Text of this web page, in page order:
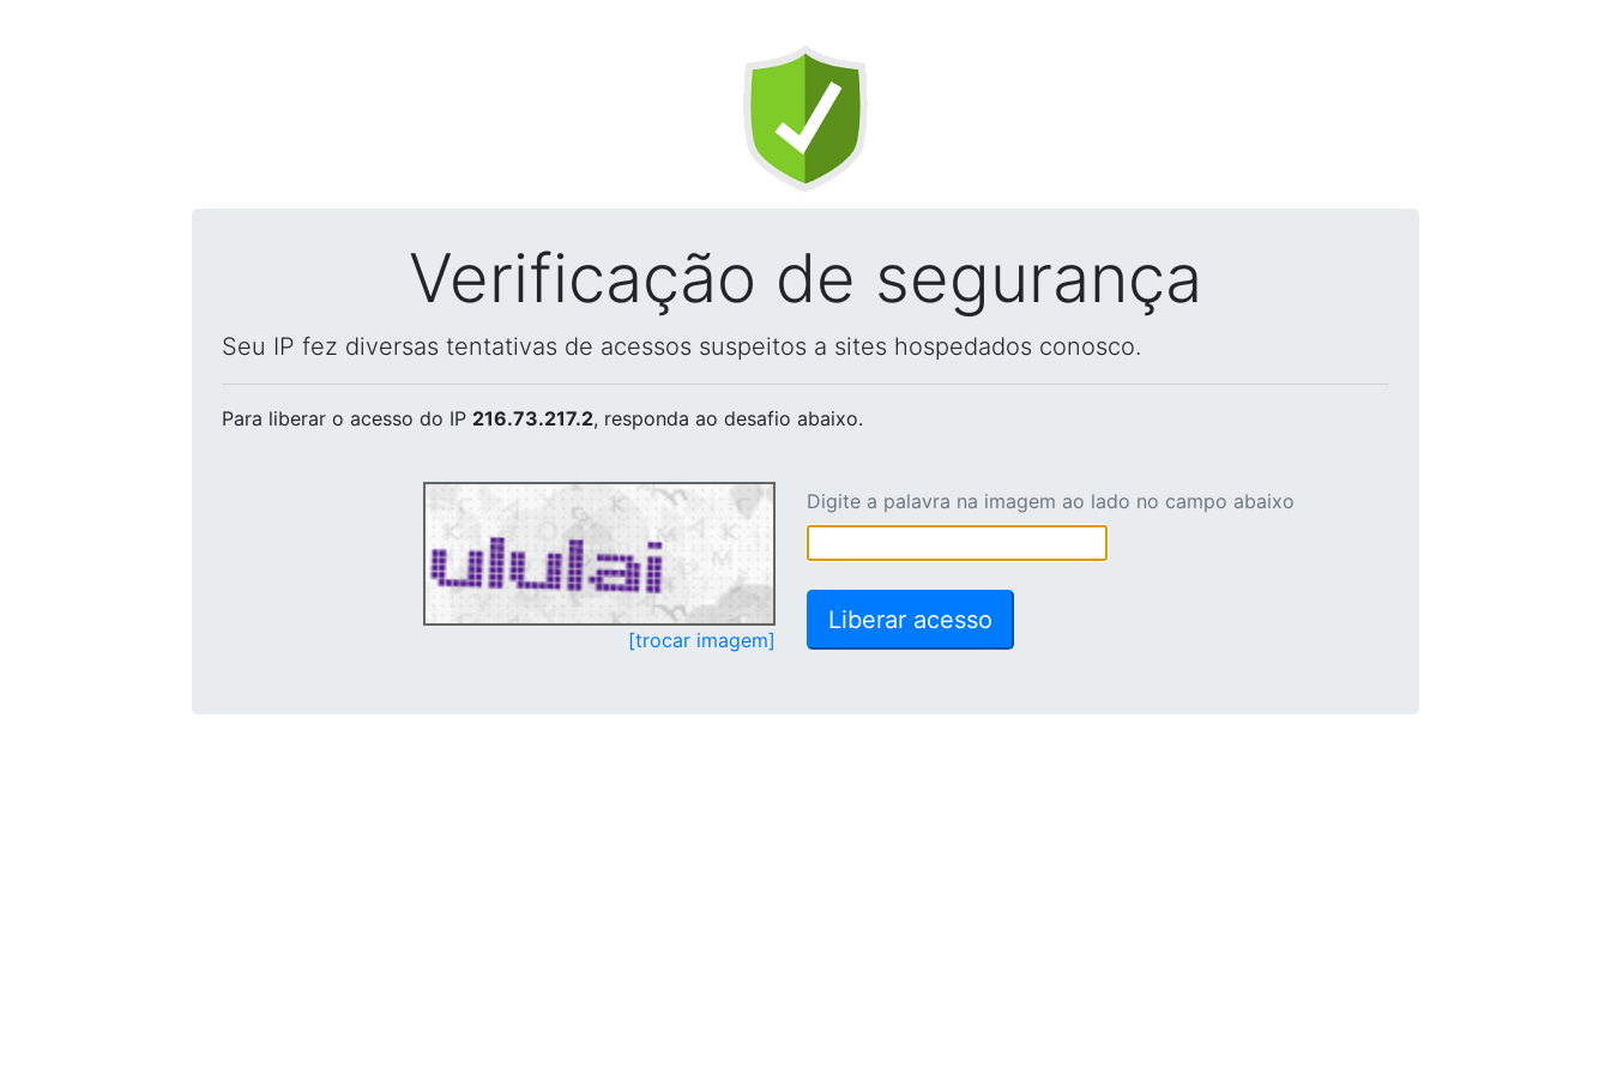
Verificação de segurança
Seu IP fez diversas tentativas de acessos suspeitos a sites hospedados conosco.
Para liberar o acesso do IP 216.73.217.2, responda ao desafio abaixo.
[trocar imagem]
Digite a palavra na imagem ao lado no campo abaixo